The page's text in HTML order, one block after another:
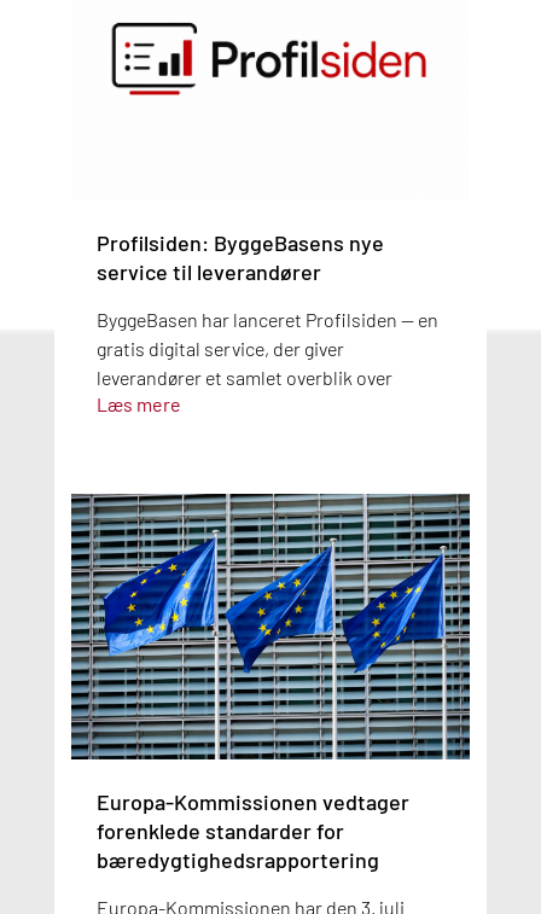
Profilsiden: ByggeBasens nye
service til leverandører
ByggeBasen har lanceret Profilsiden — en
gratis digital service, der giver
leverandører et samlet overblik over
produktdata, dokumentation og
Svanemærket, EU Ecolabel og FSC, gør
Profilsiden det nemmere at holde styr på,
om produkterne er korrekte og
opdaterede. Den 16. september afholder
vi webinar, hvor du kan lære mere om
siden og dens funktioner.
Læs mere
Europa-Kommissionen vedtager
forenklede standarder for
bæredygtighedsrapportering
Europa-Kommissionen har den 3. juli